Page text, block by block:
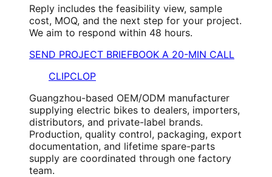
Reply includes the feasibility view, sample
cost, MOQ, and the next step for your project.
We aim to respond within 48 hours.
SEND PROJECT BRIEFBOOK A 20-MIN CALL
CLIPCLOP
Guangzhou-based OEM/ODM manufacturer
supplying electric bikes to dealers, importers,
distributors, and private-label brands.
Production, quality control, packaging, export
documentation, and lifetime spare-parts
supply are coordinated through one factory
team.